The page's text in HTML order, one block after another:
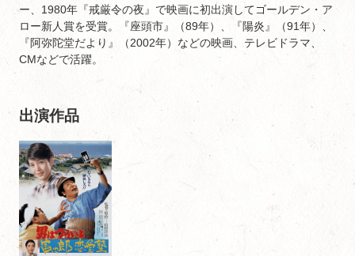
ー、1980年『戒厳令の夜』で映画に初出演してゴールデン・ア
ロー新人賞を受賞。『座頭市』（89年）、『陽炎』（91年）、
『阿弥陀堂だより』（2002年）などの映画、テレビドラマ、
CMなどで活躍。
出演作品